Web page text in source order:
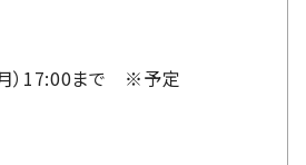
）17:00まで ※予定